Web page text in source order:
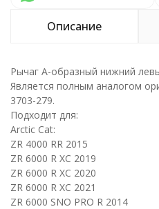
Описание
Рычаг А-образный нижний
Является полным аналогом
3703-279.
Подходит для:
Arctic Cat:
ZR 4000 RR 2015
ZR 6000 R XC 2019
ZR 6000 R XC 2020
ZR 6000 R XC 2021
ZR 6000 SNO PRO R 2014